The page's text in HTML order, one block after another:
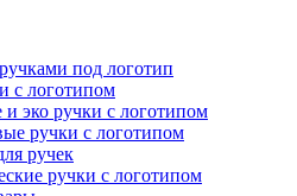
под логотип
с логотипом
эко ручки с логотипом
ручки с логотипом
ручек
ручки с логотипом